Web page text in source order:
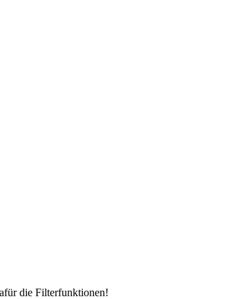
die Filterfunktionen!